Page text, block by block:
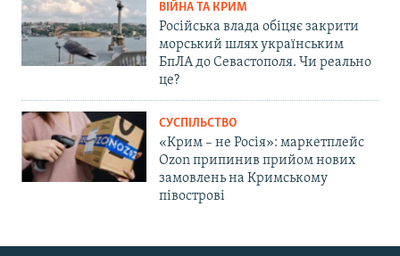
ВІЙНА ТА КРИМ
Російська влада обіцяє закрити
морський шлях українським
БпЛА до Севастополя. Чи реально
це?
СУСПІЛЬСТВО
«Крим – не Росія»: маркетплейс
Ozon припинив прийом нових
замовлень на Кримському
півострові